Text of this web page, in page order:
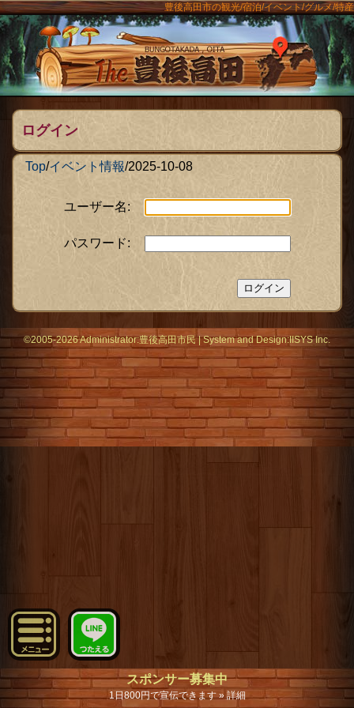
豊後高田市の観光/宿泊/イベント/グルメ/特産
The豊後
ログイン
Top/イベント情報/2025-10-08
ユーザー名:
パスワード:
メニュー
©2005-2026 Administrator:豊後高田市民|Systemand Design:IISYS Inc.
スポンサー募集中
1日800円で宣伝できます » 詳細